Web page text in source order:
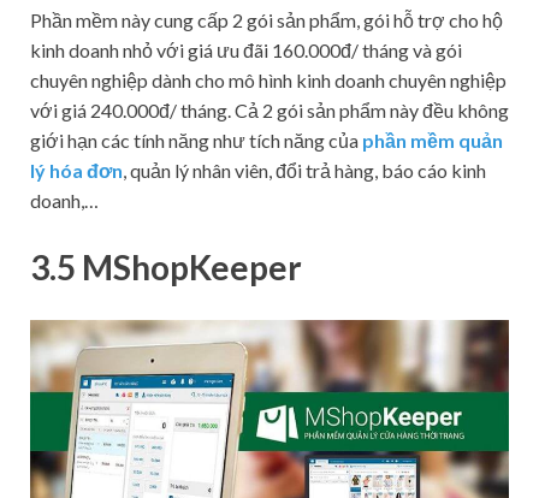
Phần mềm này cung cấp 2 gói sản phẩm, gói hỗ trợ cho hộ
kinh doanh nhỏ với giá ưu đãi 160.000đ/ tháng và gói
chuyên nghiệp dành cho mô hình kinh doanh chuyên nghiệp
với giá 240.000đ/ tháng. Cả 2 gói sản phẩm này đều không
giới hạn các tính năng như tích năng của phần mềm quản
lý hóa đơn, quản lý nhân viên, đổi trả hàng, báo cáo kinh
doanh,…
3.5 MShopKeeper